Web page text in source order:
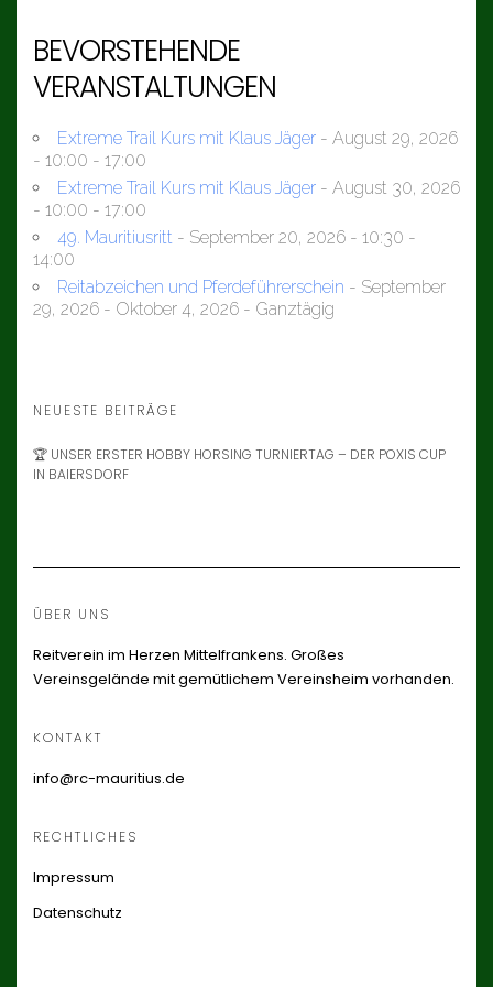
BEVORSTEHENDE
VERANSTALTUNGEN
Extreme Trail Kurs mit Klaus Jäger - August 29, 2026
- 10:00 - 17:00
Extreme Trail Kurs mit Klaus Jäger - August 30, 2026
- 10:00 - 17:00
49. Mauritiusritt - September 20, 2026 - 10:30 -
14:00
Reitabzeichen und Pferdeführerschein - September
29, 2026 - Oktober 4, 2026 - Ganztägig
NEUESTE BEITRÄGE
🏆 UNSER ERSTER HOBBY HORSING TURNIERTAG – DER POXIS CUP
IN BAIERSDORF
ÜBER UNS
Reitverein im Herzen Mittelfrankens. Großes
Vereinsgelände mit gemütlichem Vereinsheim vorhanden.
KONTAKT
info@rc-mauritius.de
RECHTLICHES
Impressum
Datenschutz